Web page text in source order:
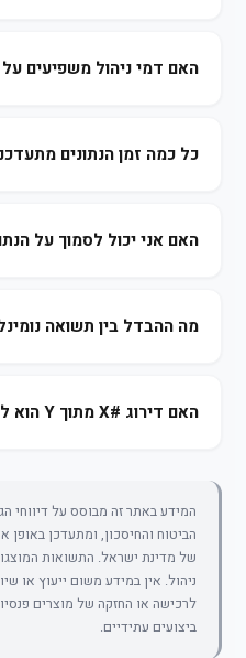
האם דמי ניהול משפיעים
כל כמה זמן הנתונים
האם אני יכול לסמוך על
מה ההבדל בין תשואה
האם דירוג #X מתוך Y הוא לקופה שלי בלבד?
המידע באתר זה מבוסס על דיווחי
הביטוח והחיסכון, ומתעדכן באופן
של מדינת ישראל. התשואות המוצגות
ניהול. אין במידע משום ייעוץ או
לרכישה או החזקה של מוצרים
ביצועים עתידיים.